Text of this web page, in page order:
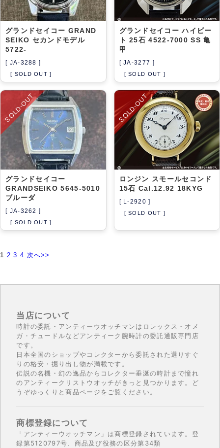
グランドセイコー GRAND
SEIKO セカンドモデル
5722-
[ JA-3288 ]
[ SOLD OUT ]
グランドセイコー ハイビー
ト 25石 4522-7000 SS 亀
甲
[ JA-3277 ]
[ SOLD OUT ]
SOLD-OUT
グランドセイコー
GRANDSEIKO 5645-5010
ブルーダ
[ JA-3262 ]
[ SOLD OUT ]
SOLD-OUT
ロンジン スモールセコンド
15石 Cal.12.92 18KYG
[ L-2920 ]
[ SOLD OUT ]
1 2 3 4 次へ>>
当店について
時計の委託・アンティーウオッチマンはロレックス・オメ
ガ・チュードルなどアンティーク腕時計の委託通販専門店
です。
日本全国のショップやコレクターから委託された選りすぐ
りの格安・掘り出し物が満載です。
伝説の名機・幻の逸品からコレクター垂涎の時計まで憧れ
のアンティークリストウオッチがきっと見つかります。ど
うぞゆっくりと商品ページをご覧ください。
商標登録について
「アンティーウオッチマン」は商標登録されています。登
録第5120797号、商品及び役務の区分第34類